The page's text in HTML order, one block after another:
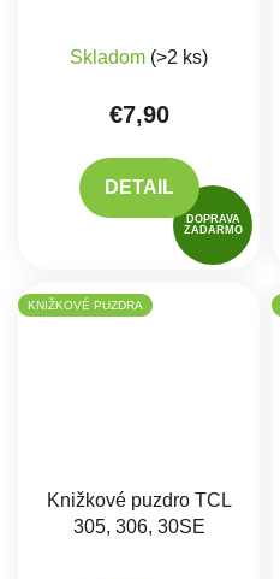
DOPRAVA
ZADARMO
Skladom (>2 ks)
€7,90
DETAIL
KNIŽKOVÉ PUZDRA
Knižkové puzdro TCL
305, 306, 30SE